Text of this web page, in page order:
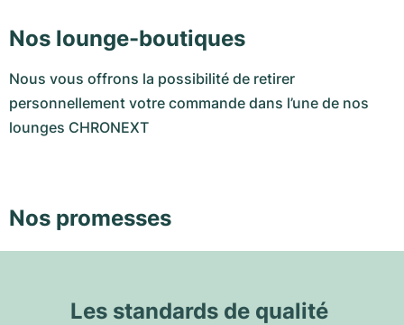
Nos lounge-boutiques
Nous vous offrons la possibilité de retirer
personnellement votre commande dans l’une de nos
lounges CHRONEXT
Nos promesses
Les standards de qualité